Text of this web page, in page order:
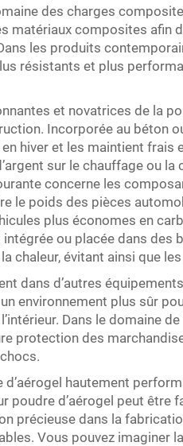
des charges
matériaux composites afin
les produits
résistants et plus
et novatrices de la
Incorporée au béton
hiver et les maintient frais
sur le chauffage ou
concerne les
le poids des pièces
plus économes en
intégrée ou placée dans
chaleur, évitant ainsi que
dans d’autres
environnement plus sûr
Dans le domaine de
protection des
hautement
poudre d’aérogel peut être
précieuse dans la
Vous pouvez imaginer